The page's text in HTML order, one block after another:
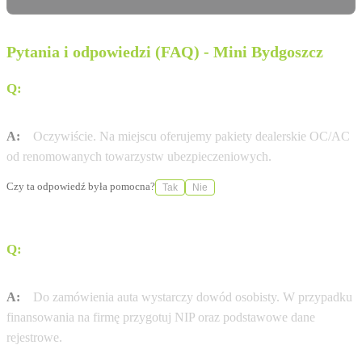
Pytania i odpowiedzi (FAQ) - Mini Bydgoszcz
Q:
A:
Oczywiście. Na miejscu oferujemy pakiety dealerskie OC/AC
od renomowanych towarzystw ubezpieczeniowych.
Czy ta odpowiedź była pomocna? Tak Nie
Q:
A:
Do zamówienia auta wystarczy dowód osobisty. W przypadku
finansowania na firmę przygotuj NIP oraz podstawowe dane
rejestrowe.